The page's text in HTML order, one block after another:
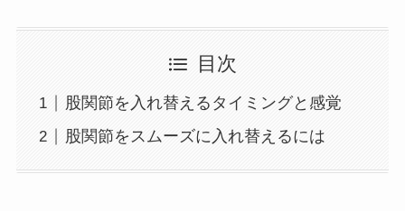
目次
股関節を入れ替えるタイミングと感覚
股関節をスムーズに入れ替えるには